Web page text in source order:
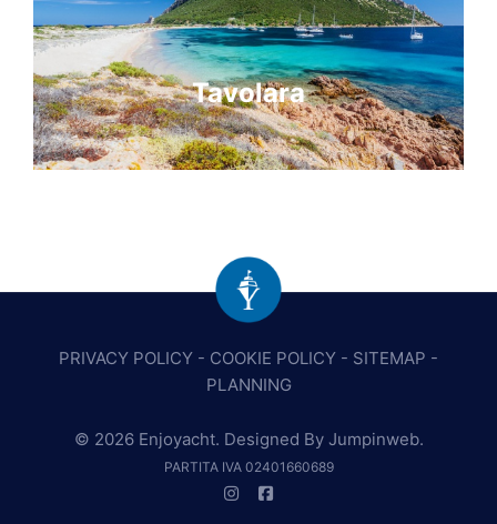
Tavolara
PRIVACY POLICY - COOKIE POLICY - SITEMAP -
PLANNING
© 2026 Enjoyacht. Designed By Jumpinweb.
PARTITA IVA 02401660689